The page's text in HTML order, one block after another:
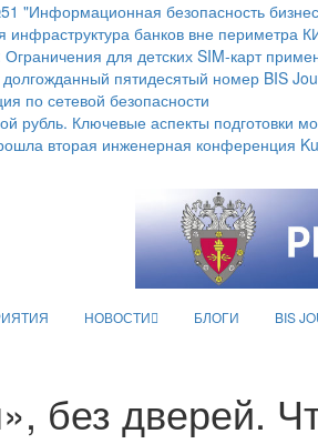
"Информационная безопасность
инфраструктура банков вне периметра
для детских SIM-карт
пятидесятый номер BIS
по сетевой безопасности
рубль. Ключевые аспекты подготовки
вторая инженерная конференция
НОВОСТИ БЛОГИ BIS
без дверей.